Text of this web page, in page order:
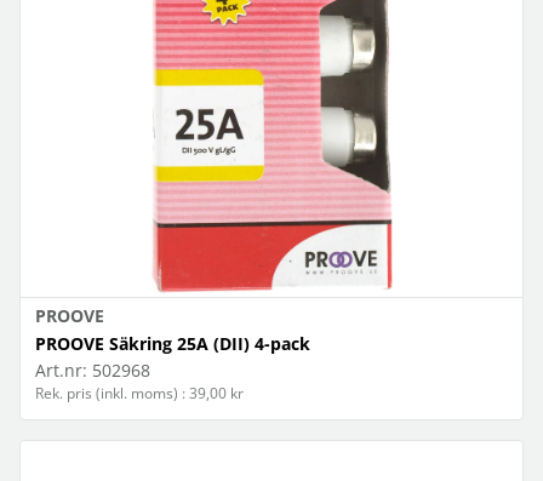
PROOVE
PROOVE Säkring 25A (DII) 4-pack
Art.nr: 502968
Rek. pris (inkl. moms) : 39,00 kr